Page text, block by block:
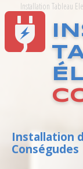
Installation Tableau
Installation
Conségudes